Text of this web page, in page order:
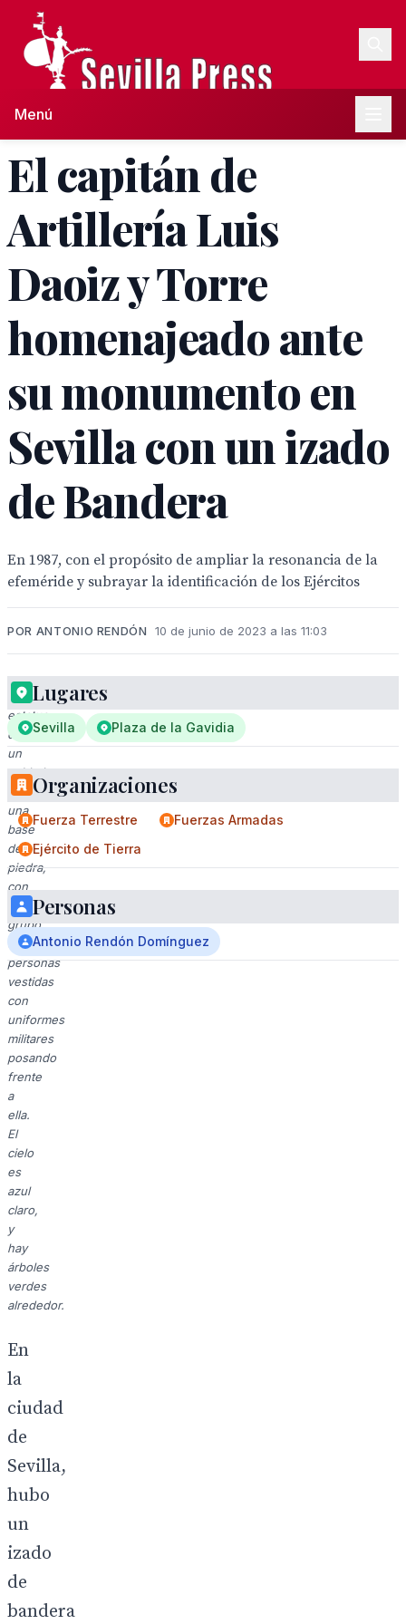
Menú
El capitán de
Artillería Luis
Daoiz y Torre
homenajeado ante
su monumento en
Sevilla con un izado
de Bandera
En 1987, con el propósito de ampliar la resonancia de la
efeméride y subrayar la identificación de los Ejércitos
POR ANTONIO RENDÓN 10 de junio de 2023 a las 11:03
Una
estatua
de
un
soldado
en
una
base
de
piedra,
con
un
grupo
de
personas
vestidas
con
uniformes
militares
posando
frente
a
ella.
El
cielo
es
azul
claro,
y
hay
árboles
verdes
alrededor.
En
la
ciudad
de
Sevilla,
hubo
un
izado
de
bandera
Lugares
Sevilla Plaza de la Gavidia
Organizaciones
Fuerza Terrestre
Fuerzas Armadas
Ejército de Tierra
Personas
Antonio Rendón Domínguez